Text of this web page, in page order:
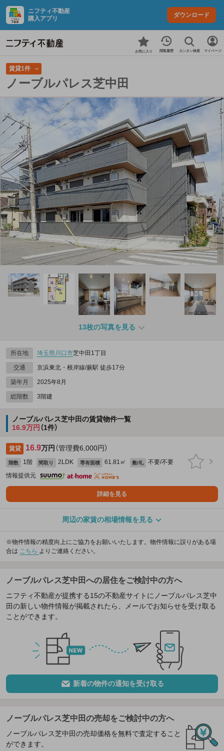
ニフティ不動産
購入アプリ
ダウンロード
お気に入り 閲覧履歴 カンタン検索 マイページ
賃貸1件
ノーブルパレス芝中田
13枚の写真を見る
所在地 埼玉県川口市芝中田1丁目
交通 京浜東北・根岸線/蕨駅 徒歩17分
築年月 2025年8月
総階数 3階建
ノーブルパレス芝中田の賃貸物件一覧
16.9万円 （1件）
賃貸 16.9万円 （管理費6,000円）
階数 1階 間取り 2LDK 専有面積 61.81㎡ 敷/礼
不要/不要
情報提供元
詳細を見る
周辺の家賃の相場情報を見る
※物件情報の精度向上にご協力をお願いいたします。物件情報に誤りがある場
合は こちら よりご連絡ください。
ノーブルパレス芝中田への居住をご検討中の方へ
ニフティ不動産が提携する15の不動産サイトにノーブルパレス芝中
田の新しい物件情報が掲載されたら、メールでお知らせを受け取る
ことができます。
新着の物件の通知を受け取る
ノーブルパレス芝中田の売却をご検討中の方へ
ノーブルパレス芝中田の売却価格を無料で査定すること
ができます。